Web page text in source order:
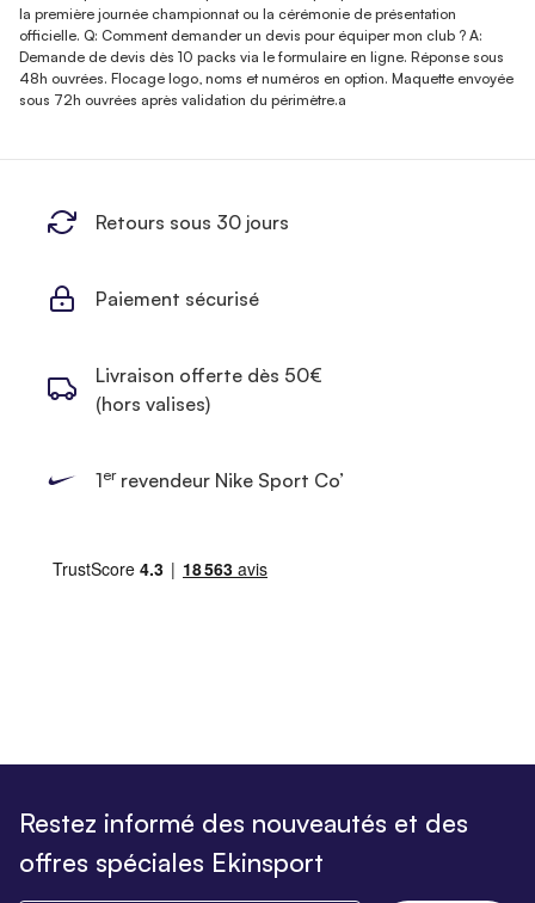
la première journée championnat ou la cérémonie de présentation
officielle. Q: Comment demander un devis pour équiper mon club ? A:
Demande de devis dès 10 packs via le formulaire en ligne. Réponse sous
48h ouvrées. Flocage logo, noms et numéros en option. Maquette envoyée
sous 72h ouvrées après validation du périmètre.a
Retours sous 30 jours
Paiement sécurisé
Livraison offerte dès 50€
(hors valises)
1errevendeur Nike Sport Co’
Restez informé des nouveautés et des
offres spéciales Ekinsport